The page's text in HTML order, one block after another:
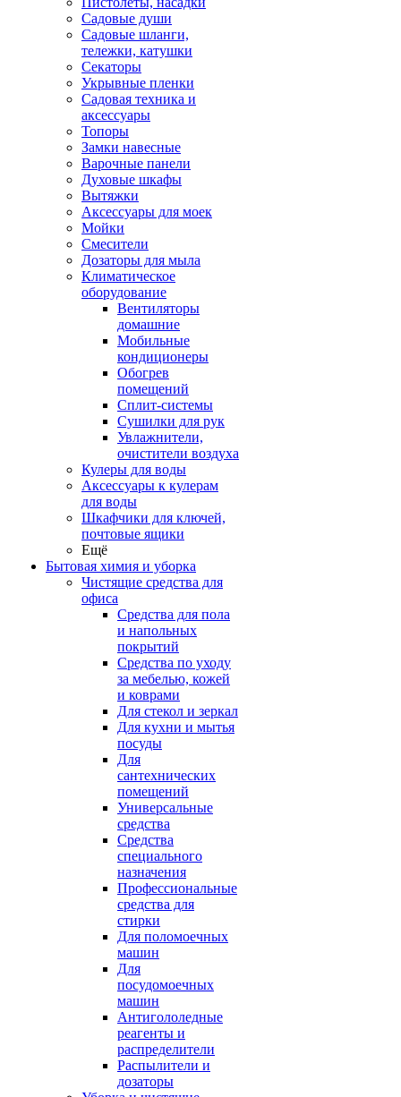
Садовые души
Садовые шланги,
тележки, катушки
Секаторы
Укрывные пленки
Садовая техника и
аксессуары
Топоры
Замки навесные
Варочные панели
Духовые шкафы
Вытяжки
Аксессуары для моек
Мойки
Смесители
Дозаторы для мыла
Климатическое
оборудование
Вентиляторы
домашние
Мобильные
кондиционеры
Обогрев
помещений
Сплит-системы
Сушилки для рук
Увлажнители,
очистители воздуха
Кулеры для воды
Аксессуары к кулерам
для воды
Шкафчики для ключей,
почтовые ящики
Ещё
Бытовая химия и уборка
Чистящие средства для
офиса
Средства для пола
и напольных
покрытий
Средства по уходу
за мебелью, кожей
и коврами
Для стекол и зеркал
Для кухни и мытья
посуды
Для
сантехнических
помещений
Универсальные
средства
Средства
специального
назначения
Профессиональные
средства для
стирки
Для поломоечных
машин
Для
посудомоечных
машин
Антигололедные
реагенты и
распределители
Распылители и
дозаторы